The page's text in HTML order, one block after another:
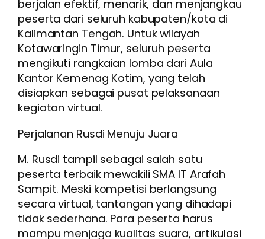
berjalan efektif, menarik, dan menjangkau
peserta dari seluruh kabupaten/kota di
Kalimantan Tengah. Untuk wilayah
Kotawaringin Timur, seluruh peserta
mengikuti rangkaian lomba dari Aula
Kantor Kemenag Kotim, yang telah
disiapkan sebagai pusat pelaksanaan
kegiatan virtual.
Perjalanan Rusdi Menuju Juara
M. Rusdi tampil sebagai salah satu
peserta terbaik mewakili SMA IT Arafah
Sampit. Meski kompetisi berlangsung
secara virtual, tantangan yang dihadapi
tidak sederhana. Para peserta harus
mampu menjaga kualitas suara, artikulasi